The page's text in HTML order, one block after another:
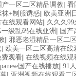
产一区二区精品调教| 看
袜+制服诱惑| 欧美亚洲
在线观看网站| 久久久99
级乱码在线亚洲 | 国
| 邪恶老湿精品一区二
| 欧美一区二区高清在线
费观看| 在线视频在线观
国产在线播放| 91